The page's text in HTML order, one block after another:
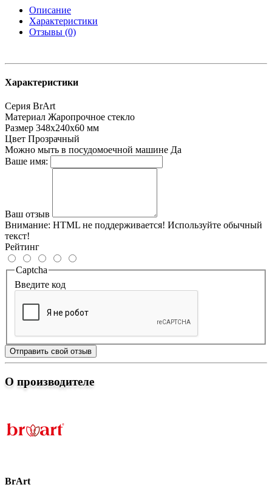
Описание
Характеристики
Отзывы (0)
Характеристики
Серия BrArt
Материал Жаропрочное стекло
Размер 348х240х60 мм
Цвет Прозрачный
Можно мыть в посудомоечной машине Да
Ваше имя:
Ваш отзыв
Внимание: HTML не поддерживается! Используйте обычный
текст!
Рейтинг
Captcha
Введите код
Отправить свой отзыв
О производителе
BrArt